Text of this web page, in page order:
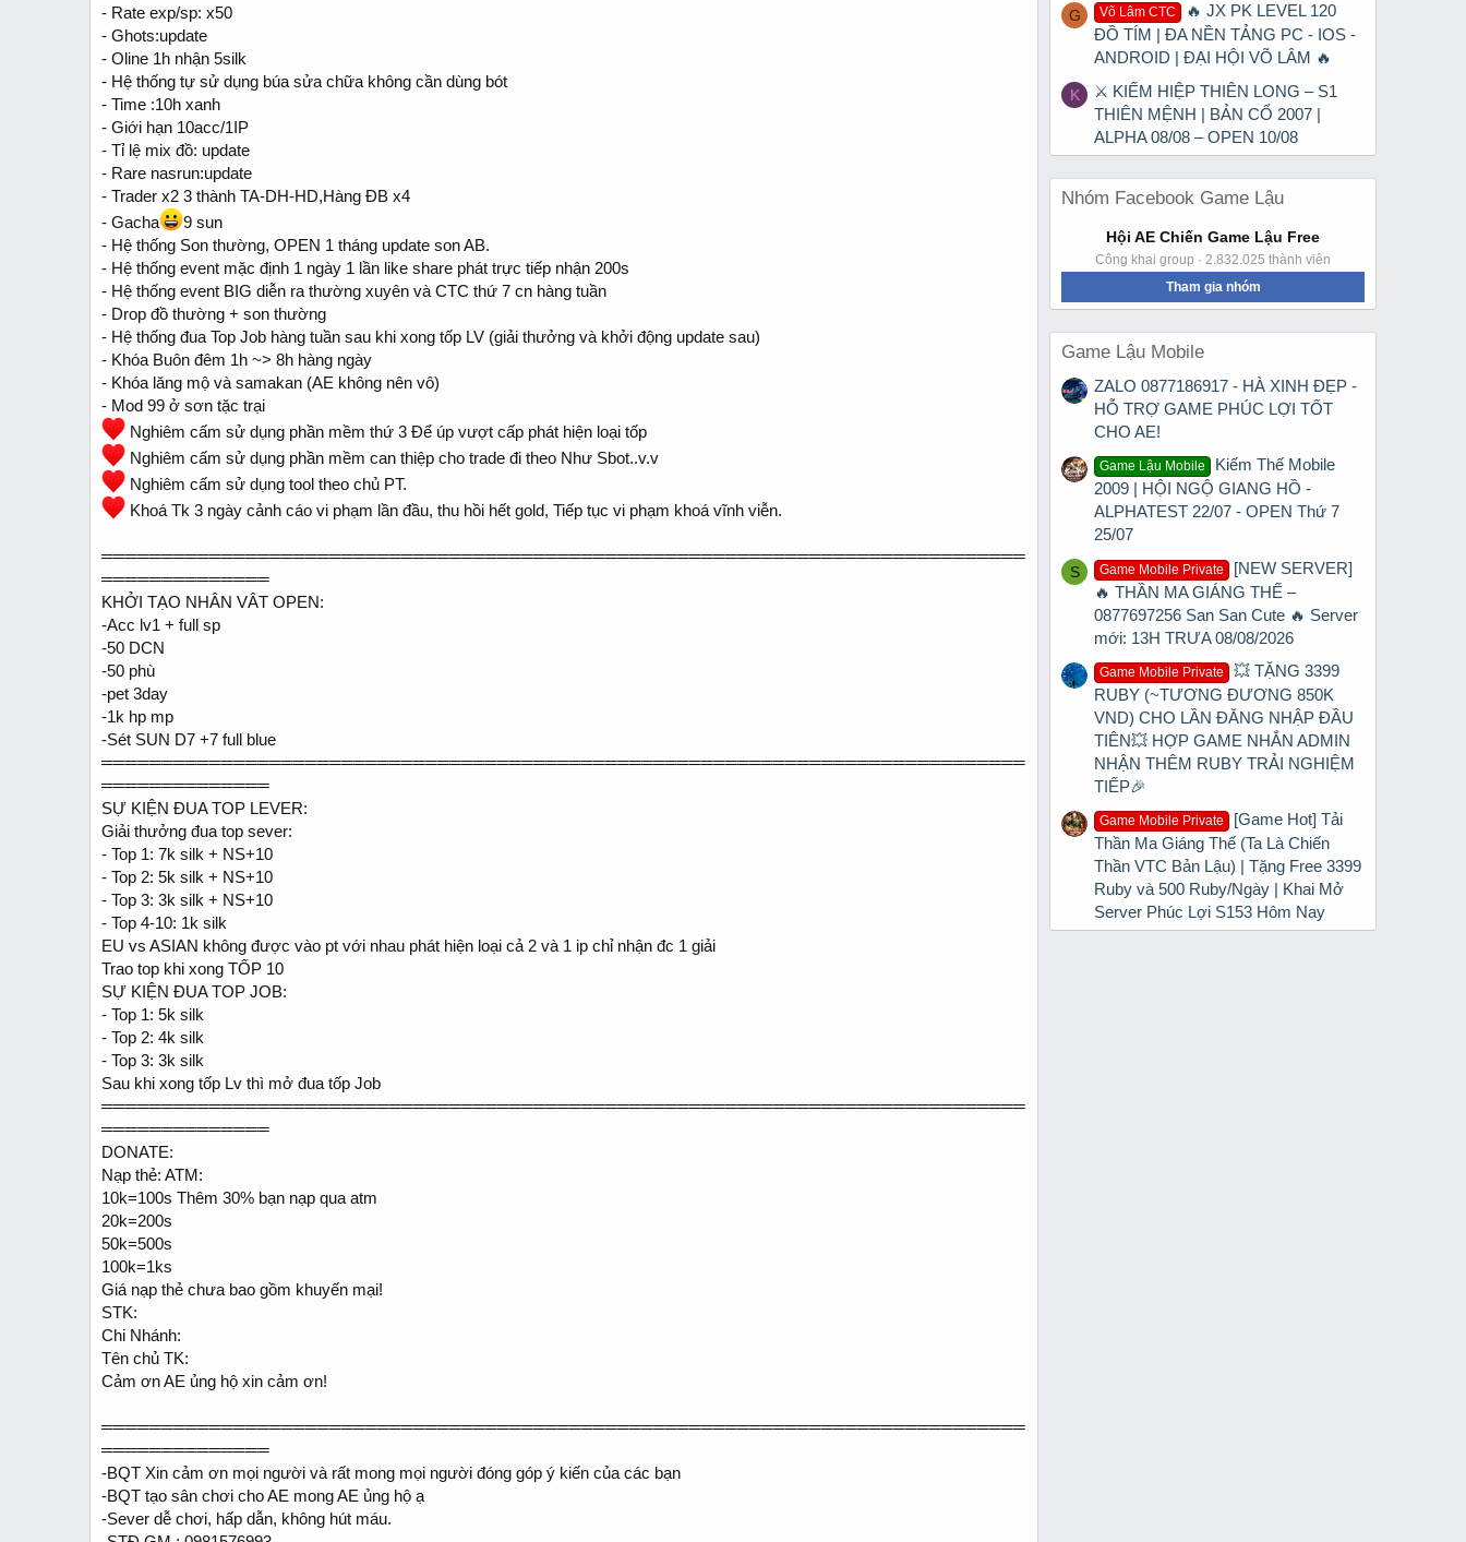
- Rate exp/sp: x50
- Ghots:update
- Oline 1h nhận 5silk
- Hệ thống tự sử dụng búa sửa chữa không cần dùng bót
- Time :10h xanh
- Giới hạn 10acc/1IP
- Tỉ lệ mix đồ: update
- Rare nasrun:update
- Trader x2 3 thành TA-DH-HD,Hàng ĐB x4
- Gacha
9 sun
- Hệ thống Son thường, OPEN 1 tháng update son AB.
- Hệ thống event mặc định 1 ngày 1 lần like share phát trực tiếp nhận 200s
- Hệ thống event BIG diễn ra thường xuyên và CTC thứ 7 cn hàng tuần
- Drop đồ thường + son thường
- Hệ thống đua Top Job hàng tuần sau khi xong tốp LV (giải thưởng và khởi động update sau)
- Khóa Buôn đêm 1h ~> 8h hàng ngày
- Khóa lăng mộ và samakan (AE không nên vô)
- Mod 99 ở sơn tặc trại
Nghiêm cấm sử dụng phần mềm thứ 3 Để úp vượt cấp phát hiện loại tốp
Nghiêm cấm sử dụng phần mềm can thiệp cho trade đi theo Như Sbot..v.v
Nghiêm cấm sử dụng tool theo chủ PT.
Khoá Tk 3 ngày cảnh cáo vi phạm lần đầu, thu hồi hết gold, Tiếp tục vi phạm khoá vĩnh viễn.
═════════════════════════════════════════════════════════════════════════════
══════════════
KHỞI TẠO NHÂN VÂT OPEN:
-Acc lv1 + full sp
-50 DCN
-50 phù
-pet 3day
-1k hp mp
-Sét SUN D7 +7 full blue
═════════════════════════════════════════════════════════════════════════════
══════════════
SỰ KIỆN ĐUA TOP LEVER:
Giải thưởng đua top sever:
- Top 1: 7k silk + NS+10
- Top 2: 5k silk + NS+10
- Top 3: 3k silk + NS+10
- Top 4-10: 1k silk
EU vs ASIAN không được vào pt với nhau phát hiện loại cả 2 và 1 ip chỉ nhận đc 1 giải
Trao top khi xong TỐP 10
SỰ KIỆN ĐUA TOP JOB:
- Top 1: 5k silk
- Top 2: 4k silk
- Top 3: 3k silk
Sau khi xong tốp Lv thì mở đua tốp Job
═════════════════════════════════════════════════════════════════════════════
══════════════
DONATE:
Nạp thẻ: ATM:
10k=100s Thêm 30% bạn nạp qua atm
20k=200s
50k=500s
100k=1ks
Giá nạp thẻ chưa bao gồm khuyến mại!
STK:
Chi Nhánh:
Tên chủ TK:
Cảm ơn AE ủng hộ xin cảm ơn!
═════════════════════════════════════════════════════════════════════════════
══════════════
-BQT Xin cảm ơn mọi người và rất mong mọi người đóng góp ý kiến của các bạn
-BQT tạo sân chơi cho AE mong AE ủng hộ ạ
-Sever dễ chơi, hấp dẫn, không hút máu.
G Võ Lâm CTC
🔥 JX PK LEVEL 120
ĐỒ TÍM | ĐA NỀN TẢNG PC - IOS -
ANDROID | ĐẠI HỘI VÕ LÂM 🔥
K
⚔ KIẾM HIỆP THIÊN LONG – S1
THIÊN MỆNH | BẢN CỔ 2007 |
ALPHA 08/08 – OPEN 10/08
Nhóm Facebook Game Lậu
Hội AE Chiến Game Lậu Free
Công khai group · 2.832.025 thành viên
Tham gia nhóm
Game Lậu Mobile
ZALO 0877186917 - HÀ XINH ĐẸP -
HỖ TRỢ GAME PHÚC LỢI TỐT
CHO AE!
Game Lậu Mobile
Kiếm Thế Mobile
2009 | HỘI NGỘ GIANG HỒ -
ALPHATEST 22/07 - OPEN Thứ 7
25/07
S Game Mobile Private
[NEW SERVER]
🔥 THẦN MA GIÁNG THẾ –
0877697256 San San Cute 🔥 Server
mới: 13H TRƯA 08/08/2026
Game Mobile Private
💥 TẶNG 3399
RUBY (~TƯƠNG ĐƯƠNG 850K
VND) CHO LẦN ĐĂNG NHẬP ĐẦU
TIÊN💥 HỢP GAME NHẮN ADMIN
NHẬN THÊM RUBY TRẢI NGHIỆM
TIẾP🎉
Game Mobile Private
[Game Hot] Tải
Thần Ma Giáng Thế (Ta Là Chiến
Thần VTC Bản Lậu) | Tặng Free 3399
Ruby và 500 Ruby/Ngày | Khai Mở
Server Phúc Lợi S153 Hôm Nay